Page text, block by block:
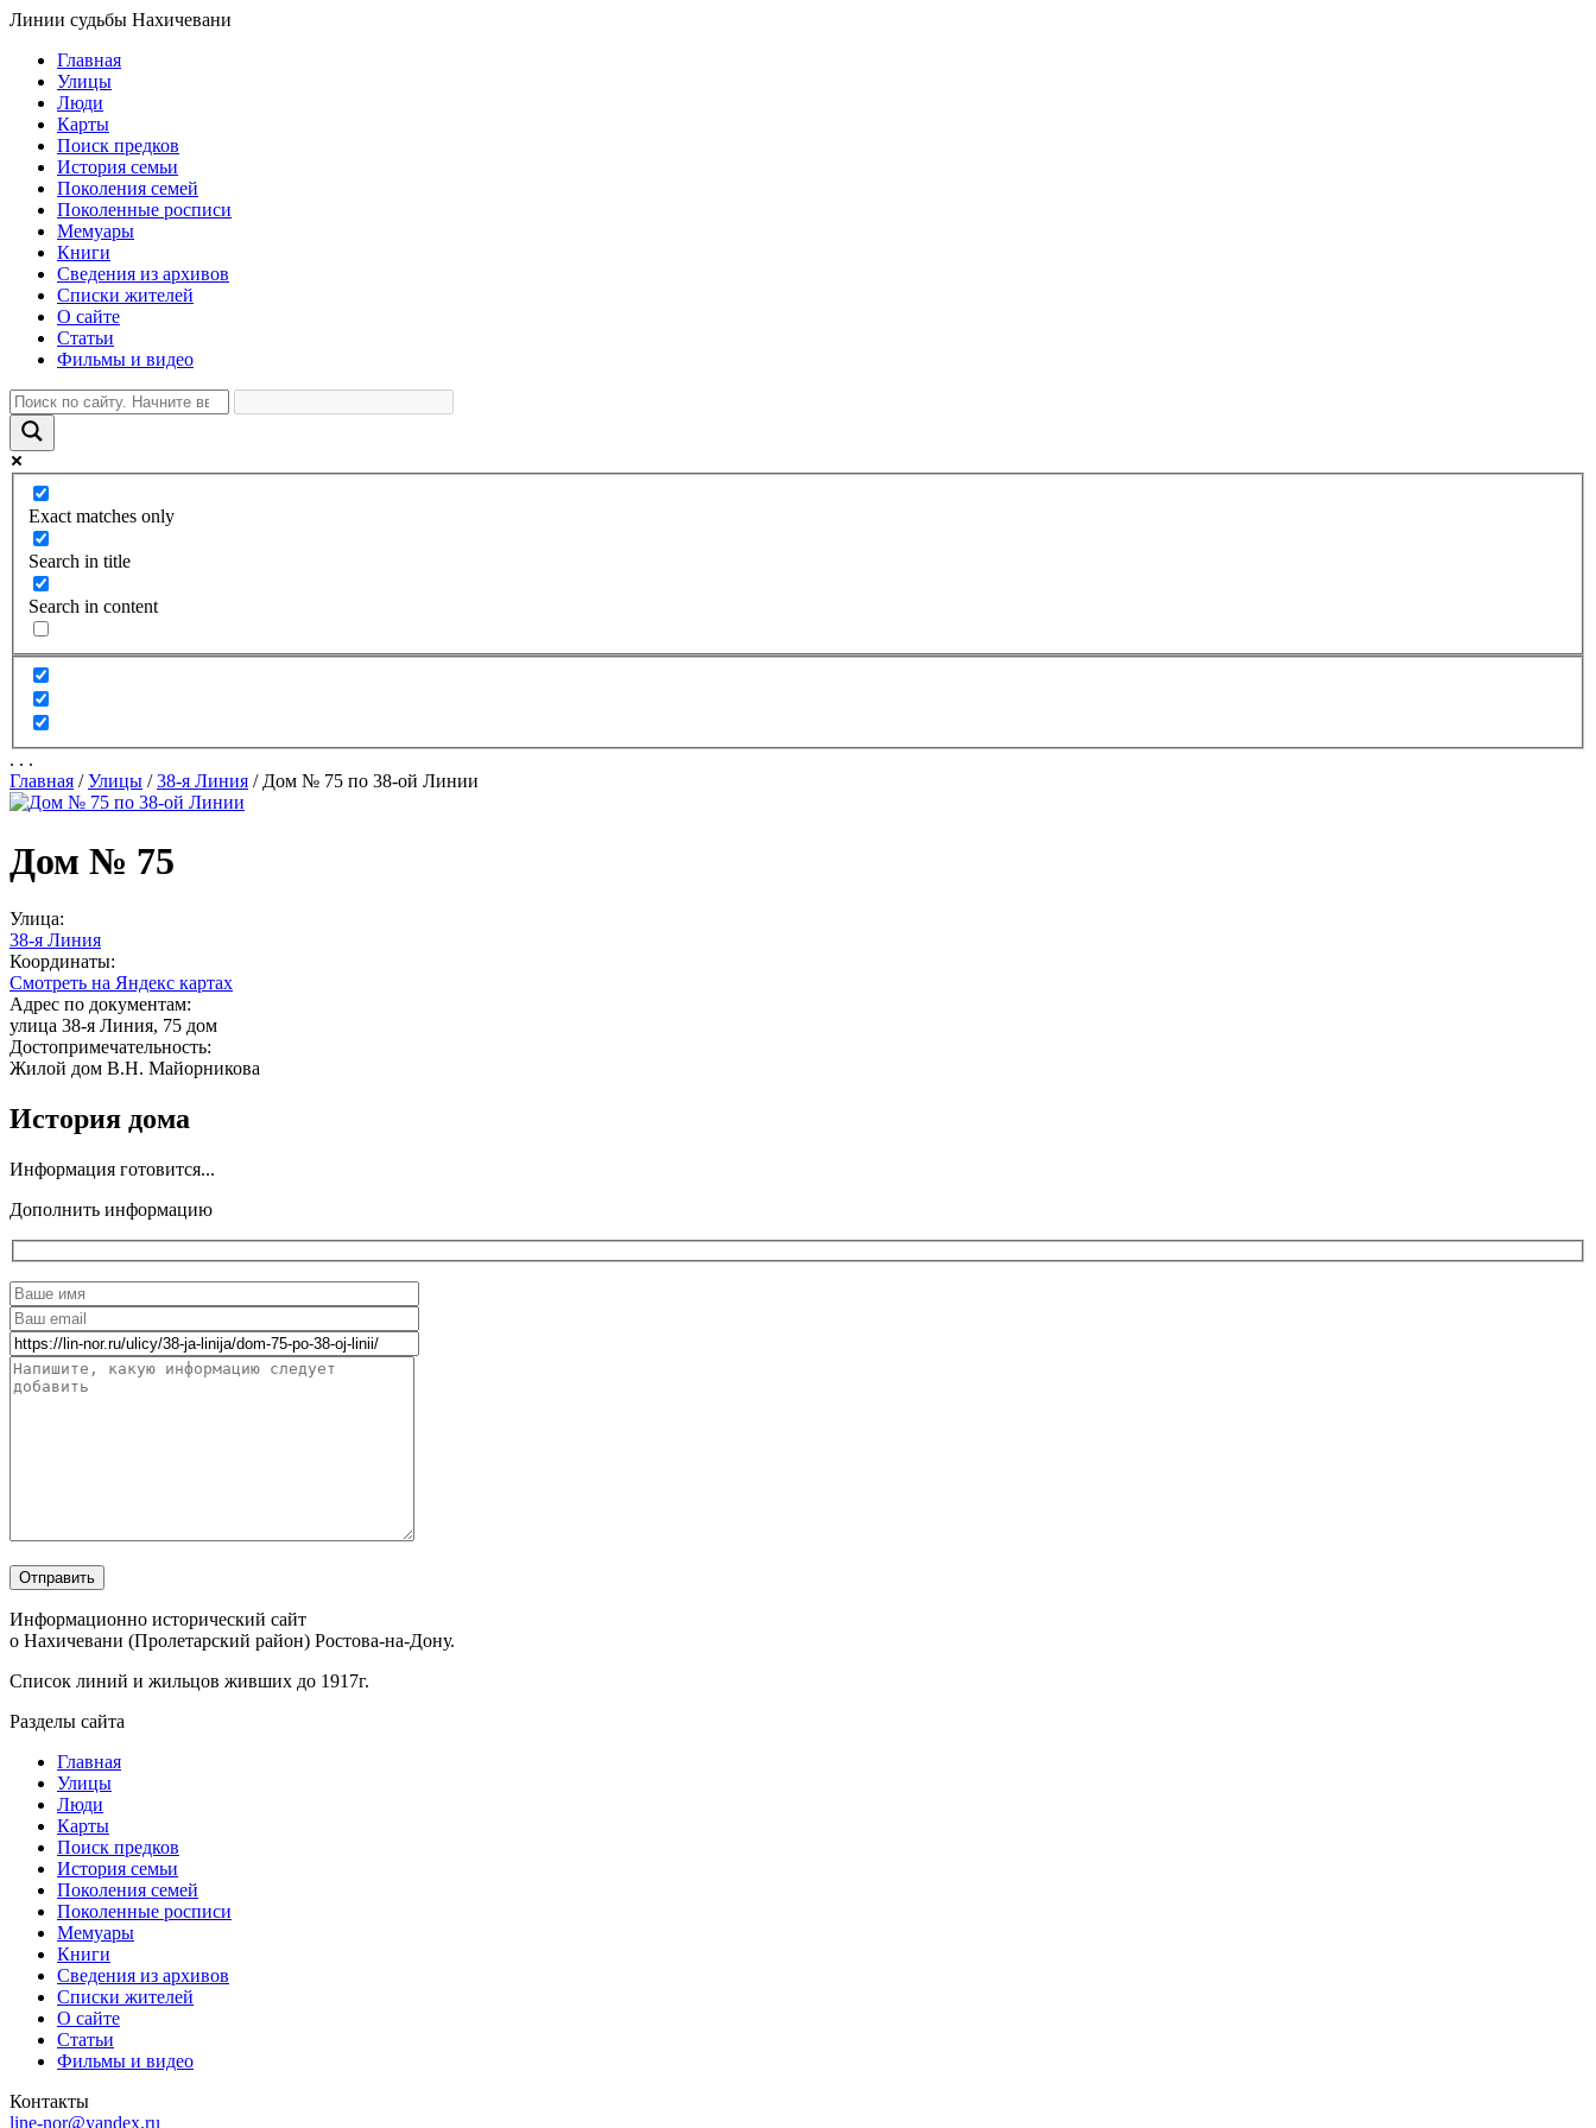
Линии судьбы Нахичевани
Главная
Улицы
Люди
Карты
Поиск предков
История семьи
Поколения семей
Поколенные росписи
Мемуары
Книги
Сведения из архивов
Списки жителей
О сайте
Статьи
Фильмы и видео
Exact matches only
Search in title
Search in content
. . .
Главная /Улицы /38-я Линия / Дом № 75 по 38-ой Линии
Дом № 75
Улица:
38-я Линия
Координаты:
Смотреть на Яндекс картах
Адрес по документам:
улица 38-я Линия, 75 дом
Достопримечательность:
Жилой дом В.Н. Майорникова
История дома
Информация готовится...
Дополнить информацию
Информационно исторический сайт
о Нахичевани (Пролетарский район) Ростова-на-Дону.
Список линий и жильцов живших до 1917г.
Разделы сайта
Главная
Улицы
Люди
Карты
Поиск предков
История семьи
Поколения семей
Поколенные росписи
Мемуары
Книги
Сведения из архивов
Списки жителей
О сайте
Статьи
Фильмы и видео
Контакты
line-nor@yandex.ru